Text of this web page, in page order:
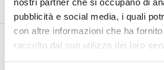
pubblicità e social media, i quali
con altre informazioni che ha
raccolto dal suo utilizzo dei loro